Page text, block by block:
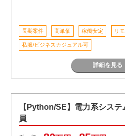
長期案件 高単価 稼働安定 リ
私服/ビジネスカジュアル可
詳細を見る
【Python/SE】電力系シス
員